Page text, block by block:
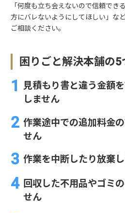
「何度も立ち会えないので信頼でき
方にバレないようにしてほしい」な
ご相談ください。
困りごと解決本舗の
見積もり書と違う金額
しません
作業途中での追加料金
せん
作業を中断したり放棄
回収した不用品やゴミ
せん